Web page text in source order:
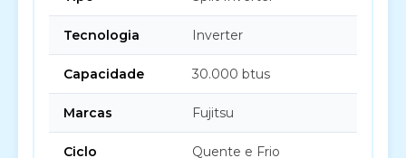
Tecnologia Inverter
Capacidade 30.000 btus
Marcas Fujitsu
Ciclo Quente e Frio